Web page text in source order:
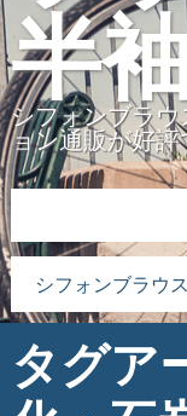
半
シフォンブラ
ョン通販が好評
検索:
シフォンブラウ
タグア